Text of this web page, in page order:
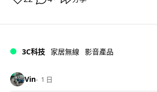
3C科技 家居無線 影音產品
Vin 1 日